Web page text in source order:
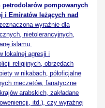
pompowanych
i Emiratów leżących nad
wyraźnie dla
nietolerancyjnych,
islamu.
lokalnej agresji i
religijnych, obrzędach
w nikabach, półoficjalne
meczetów, fanatyczne
arabskich, zakładane
itd.), czy wyraźnej